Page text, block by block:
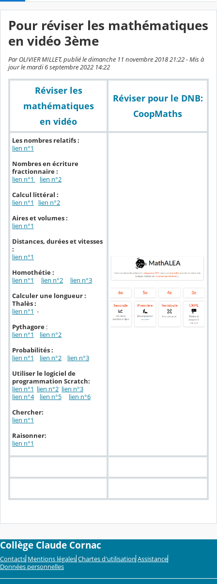
Pour réviser les mathématiques
en vidéo 3ème
Par OLIVIER MILLET, publié le dimanche 11 novembre 2018 21:22 - Mis à
jour le mardi 6 septembre 2022 14:22
Réviser les
mathématiques
en vidéo
Réviser pour le DNB:
CoopMaths
Les nombres relatifs :
lien n°1
Nombres en écriture
fractionnaire :
lien n°1
lien n°2
Calcul littéral :
lien n°1
lien n°2
Aires et volumes :
lien n°1
Distances, durées et vitesses
:
lien n°1
Homothétie :
lien n°1
lien n°2
lien n°3
Calculer une longueur :
Thalès :
lien n°1 -
Pythagore :
lien n°1
lien n°2
Probabilités :
lien n°1
lien n°2
lien n°3
Utiliser le logiciel de
programmation Scratch:
lien n°1 lien n°2 lien n°3
lien n°4
lien n°5
lien n°6
Chercher:
lien n°1
Raisonner:
lien n°1
Collège Claude Cornac
Contacts Mentions légales Chartes d'utilisation Assistance
Données personnelles